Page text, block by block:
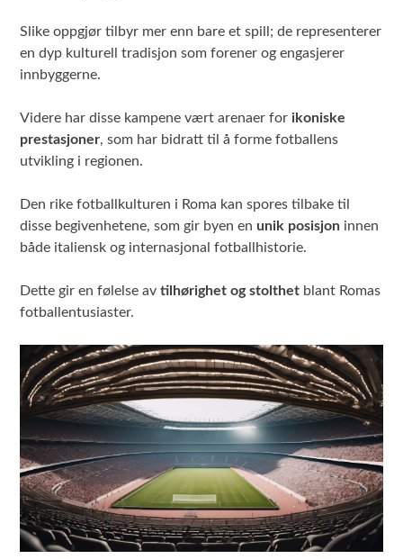
Slike oppgjør tilbyr mer enn bare et spill; de representerer
en dyp kulturell tradisjon som forener og engasjerer
innbyggerne.
Videre har disse kampene vært arenaer for ikoniske
prestasjoner, som har bidratt til å forme fotballens
utvikling i regionen.
Den rike fotballkulturen i Roma kan spores tilbake til
disse begivenhetene, som gir byen en unik posisjon innen
både italiensk og internasjonal fotballhistorie.
Dette gir en følelse avtilhørighet og stolthet blant Romas
fotballentusiaster.